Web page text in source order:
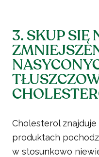
3. SKUP SIĘ
Cholesterol znajduje
produktach
w stosunkowo